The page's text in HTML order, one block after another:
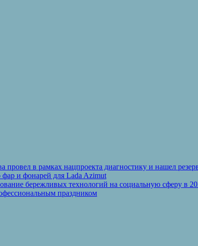
в рамках нацпроекта диагностику и нашел
и фонарей для Lada Azimut
бережливых технологий на социальную сферу в
праздником